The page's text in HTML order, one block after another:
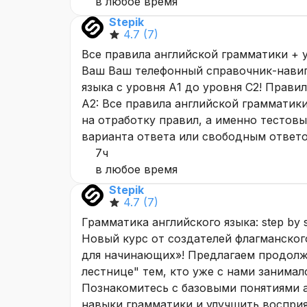
Stepik
4.7 (7)
Все правила английской грамматики +
Ваш Ваш телефонный справочник-
языка с уровня А1 до уровня С2!
А2: Все правила английской
на отработку правил, а именно
варианта ответа или свободным
7ч
в любое время
Stepik
4.7 (7)
Грамматика английского языка: step by
Новый курс от создателей
для начинающих»! Предлагаем
лестнице" тем, кто уже с нами
Познакомитесь с базовыми понятиями